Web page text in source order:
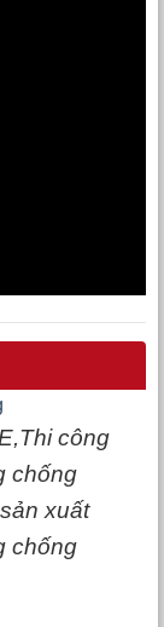
công
chống
xuất
chống